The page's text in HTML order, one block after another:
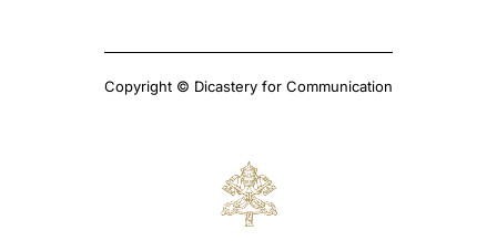
Copyright © Dicastery for Communication